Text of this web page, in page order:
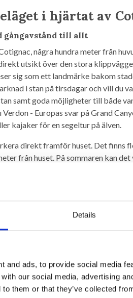
Details
and ads, to provide social media
our social media, advertising
to them or that they’ve collected
i hjärtat av
gångavstånd till allt
några hundra meter från
utsikt över den stora
sig som ett landmärke bakom
i stan på tirsdagar och vill du
samt goda möjligheter till både
- Europas svar på Grand
kajaker för en segeltur på älven.
direkt framför huset. Det finns
från huset. På sommaren kan
en plats på närmaste parkering.
är upplagd i höga terrasser. Från
grill. En våning upp finns ytterligare
och en täckt yta där du kan njuta
är det tyst både inne och ute.
trappsteg ner hittar du ett nyare
där det finns ett mysigt
stolar. På denna våning hittar du